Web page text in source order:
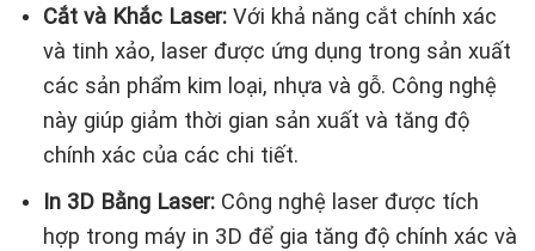
Cắt và Khắc Laser:Với khả năng cắt chính xác
và tinh xảo, laser được ứng dụng trong sản xuất
các sản phẩm kim loại, nhựa và gỗ. Công nghệ
này giúp giảm thời gian sản xuất và tăng độ
chính xác của các chi tiết.
In 3D Bằng Laser:Công nghệ laser được tích
hợp trong máy in 3D để gia tăng độ chính xác và